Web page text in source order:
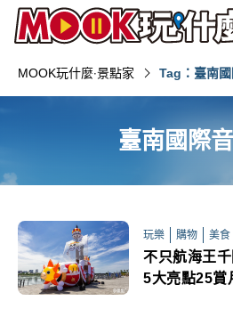
MOOK玩什麼‧景點家 Tag：臺南
臺南國際
玩樂 購物 美食
不只航海王
5大亮點25賞